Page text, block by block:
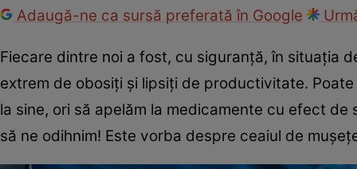
Adaugă-ne ca sursă preferată în Google
Fiecare dintre noi a fost, cu siguranță, în situația
extrem de obosiți și lipsiți de productivitate.
la sine, ori să apelăm la medicamente cu efect
să ne odihnim! Este vorba despre ceaiul de